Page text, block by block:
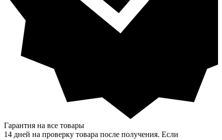
Гарантия на все товары
14 дней на проверку товара после получения. Если